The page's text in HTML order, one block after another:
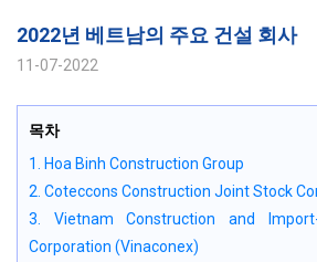
2022년 베트남의 주요 건설 회사
11-07-2022
목차
1. Hoa Binh Construction Group
2. Coteccons Construction Joint Stock
3. Vietnam Construction and
Corporation (Vinaconex)